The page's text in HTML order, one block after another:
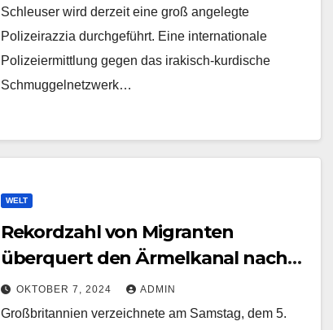
Schleuser wird derzeit eine groß angelegte
Polizeirazzia durchgeführt. Eine internationale
Polizeiermittlung gegen das irakisch-kurdische
Schmuggelnetzwerk…
WELT
Rekordzahl von Migranten
überquert den Ärmelkanal nach
Großbritannien
OKTOBER 7, 2024 ADMIN
Großbritannien verzeichnete am Samstag, dem 5.